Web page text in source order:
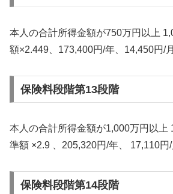
本人の合計所得金額が750万円以上
額×2.449、173,400円/年、14,450円/月
保険料段階第13段階
本人の合計所得金額が1,000万円以
準額 ×2.9 、205,320円/年、 17,110円/
保険料段階第14段階